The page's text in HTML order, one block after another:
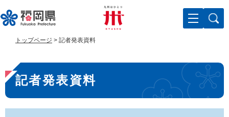
ー
ジ
で
す
ニ
ュ
ば
し
トップページ > 記者発表資料
本
文
記者発表資料